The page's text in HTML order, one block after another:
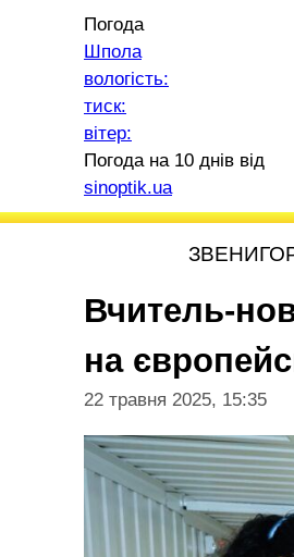
Погода
Шпола
вологість:
тиск:
вітер:
Погода на 10 днів від
sinoptik.ua
Вчитель-
на
22 травня 2025, 15:35